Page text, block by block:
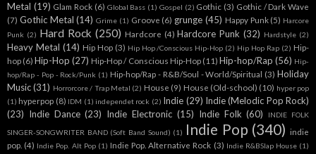
Metal (19) Glam Rock (6) Global Bass (1) Gospel (2) Gothic (3) Gothic / Dark Wave
(7) Gothic Metal (14) Grime (1) Groove (6) grunge (45) Happy Punk (5) Harcore
Punk (2) Hard Rock (250) Hardcore (4) Hardcore Punk (32) Hardstyle (2)
Heavy Metal (14) Hip Hop (3) Hip Hop /Conscious Hip-Hop (2) Hip Hop Rap (2) Hip-
hop (6) Hip-Hop (27) Hip-Hop / Conscious Hip-Hop (11) Hip-hop/Rap (56) Hip-
hop/Rap - Pop - Rock/Punk (1) Hip-hop/Rap - R&B/Soul - World/Spiritual (3) Holiday
Music (31) Horrorcore / Trap Metal (2) House (9) House (Old-school) (10) hyper pop
(1) hyperpop (8) IDM (1) independet rock (2) Indie (29) Indie (Melodic Pop Rock)
(23) Indie Dance (23) Indie Electronic (15) Indie Folk (60) INDIE FOLK
SINGER-SONGWRITER BAND (Soft Band Sound) (1) Indie Pop (340) indie
pop. (4) Indie Pop. Alt Pop (1) Indie Pop. Alternative Rock (3) Indie R&BSlap House (1)